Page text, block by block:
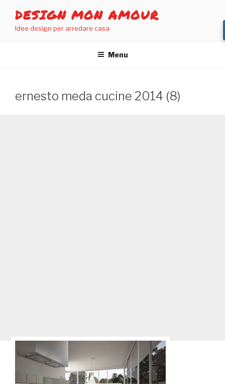
contenuto
DESIGN MON AMOUR
Idee design per arredare casa
Menu
ernesto meda cucine 2014 (8)